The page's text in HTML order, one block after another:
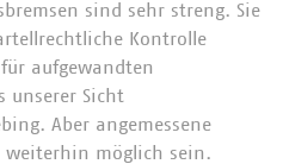
sind sehr streng. Sie
Kontrolle
aufgewandten
unserer Sicht
Aber angemessene
weiterhin möglich sein.